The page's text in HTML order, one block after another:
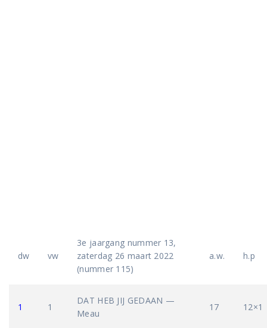
dw vw
3e jaargang nummer 13,
zaterdag 26 maart 2022
(nummer 115)
a.w. h.p
1 1
DAT HEB JIJ GEDAAN —
Meau
17 12×1